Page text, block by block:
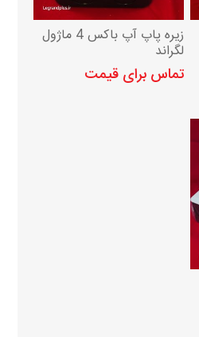
زیره پاپ آپ باکس 4 ماژول
لگراند
تماس برای قیمت